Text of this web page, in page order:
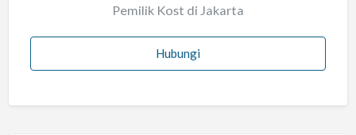
Pemilik Kost di Jakarta
Hubungi